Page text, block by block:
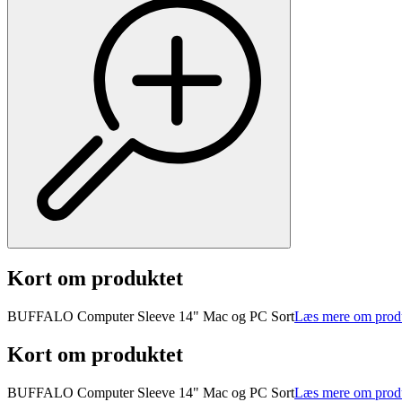
Kort om produktet
BUFFALO Computer Sleeve 14" Mac og PC SortLæs mere om
Kort om produktet
BUFFALO Computer Sleeve 14" Mac og PC SortLæs mere om